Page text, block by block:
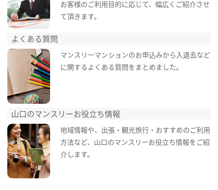
お客様のご利用目的に応じて、幅広くご紹介させ
て頂きます。
よくある質問
マンスリーマンションのお申込みから入退去など
に関するよくある質問をまとめました。
山口のマンスリーお役立ち情報
地域情報や、出張・観光旅行・おすすめのご利用
方法など、山口のマンスリーお役立ち情報をご紹
介します。